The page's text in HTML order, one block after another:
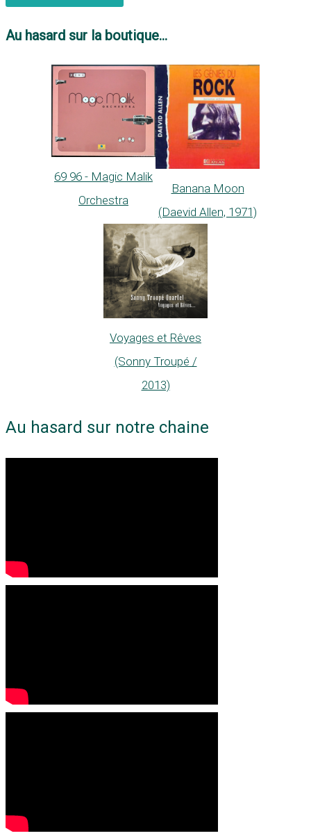
Au hasard sur la boutique...
69 96 - Magic Malik
Orchestra
Banana Moon
(Daevid Allen, 1971)
Voyages et Rêves
(Sonny Troupé /
2013)
Au hasard sur notre chaine